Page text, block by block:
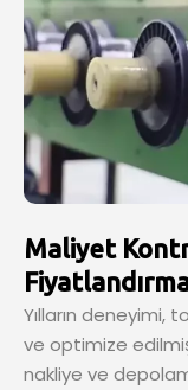
Maliyet
Yılların deneyimi,
ve optimize
nakliye ve